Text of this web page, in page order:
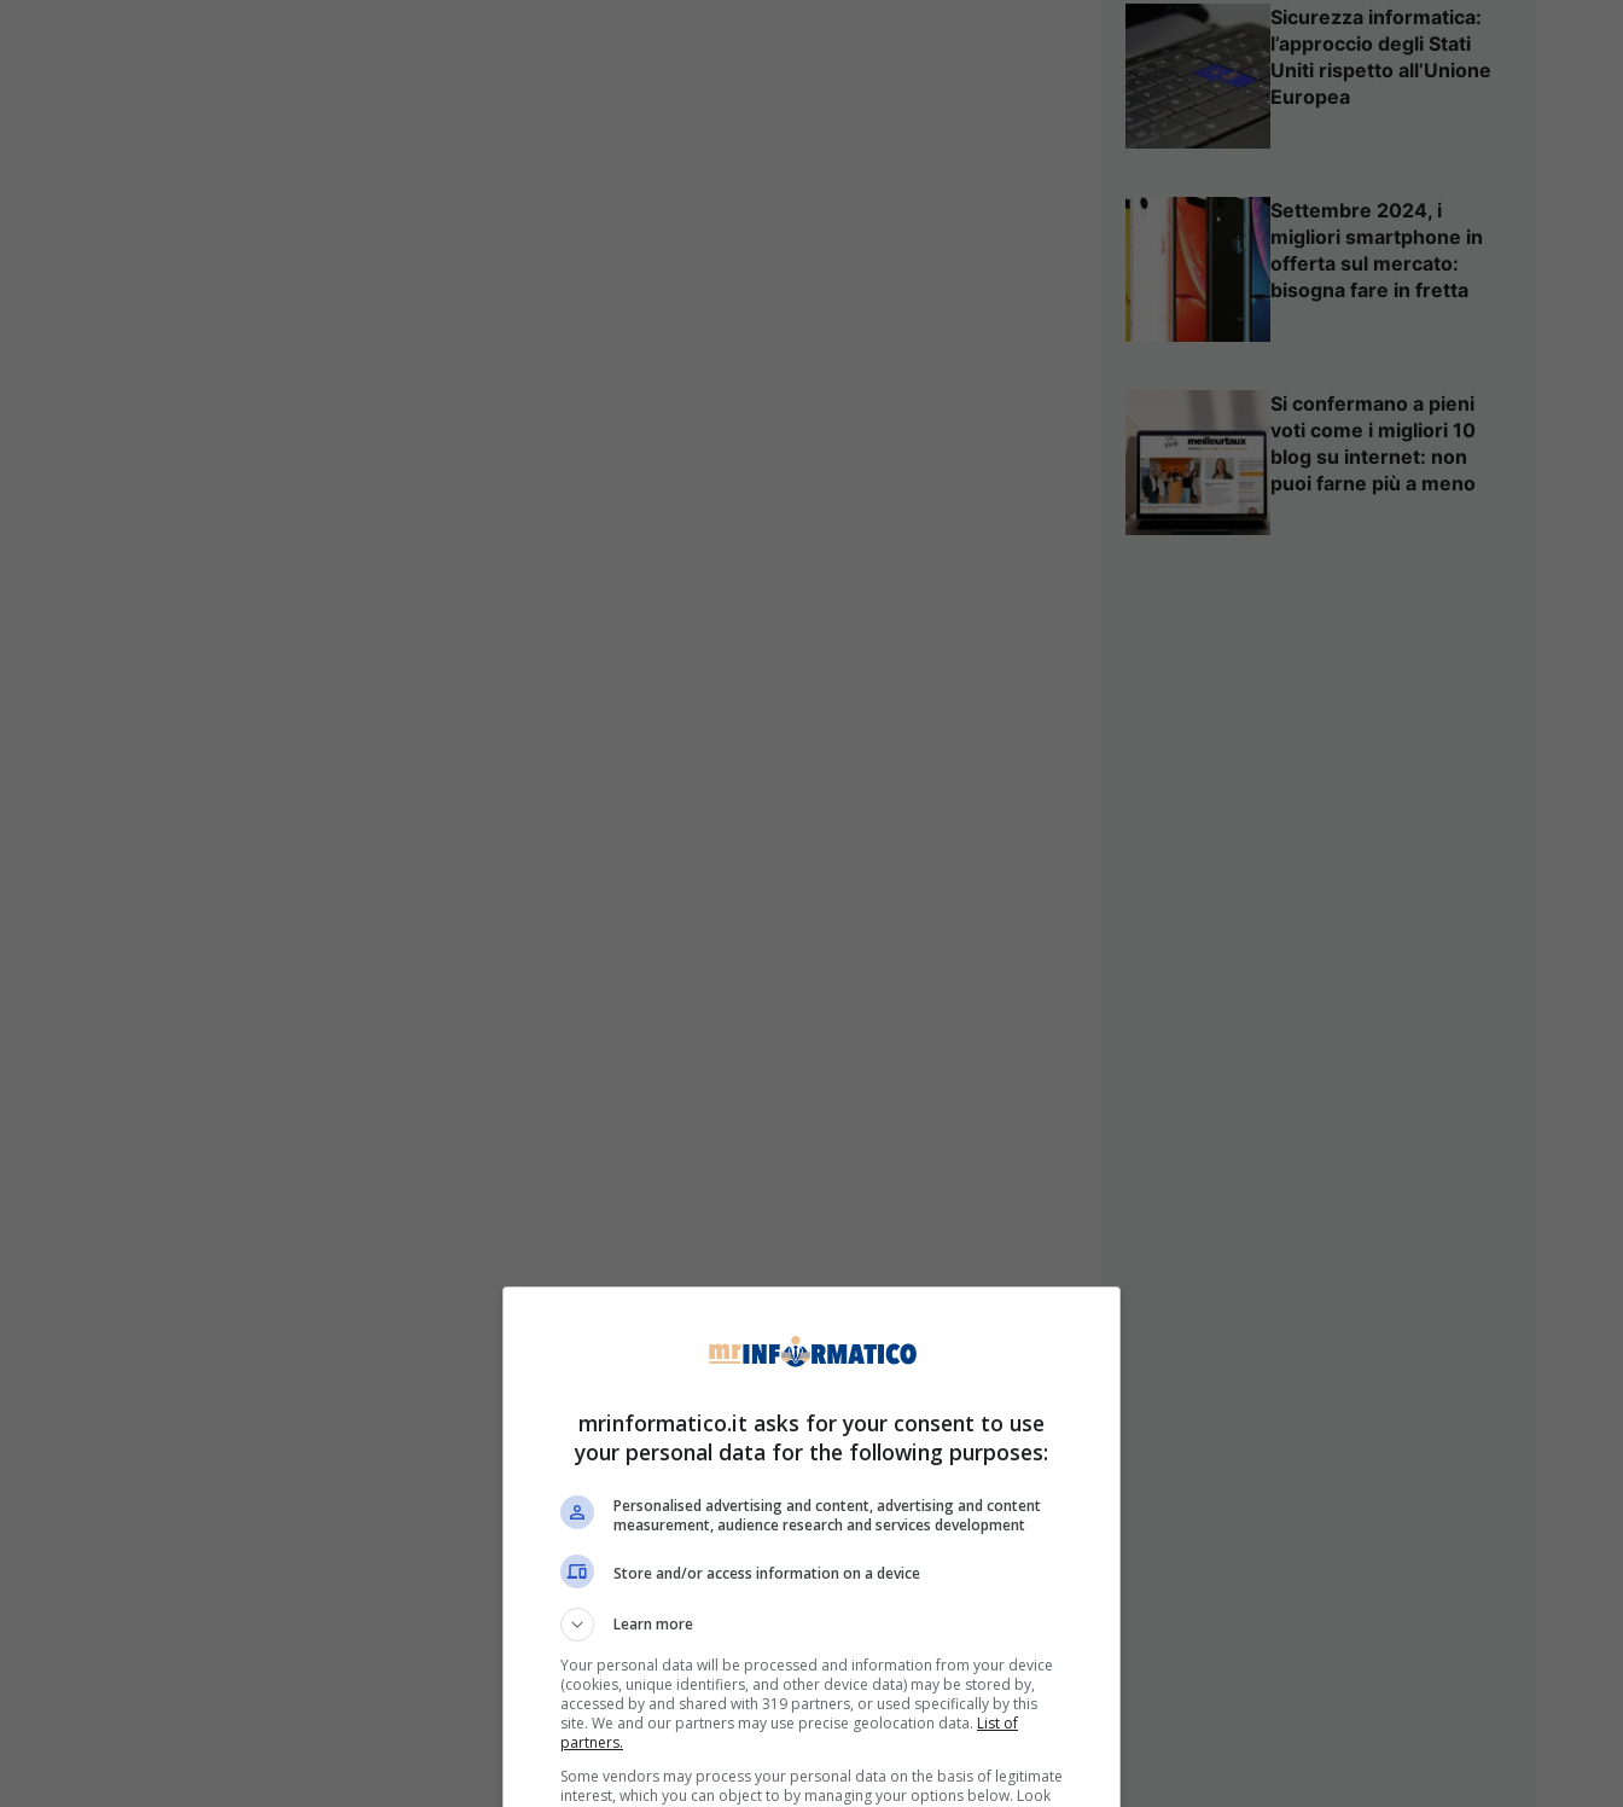
Sicurezza informatica:
l’approccio degli Stati
Uniti rispetto all’Unione
Europea
Settembre 2024, i
migliori smartphone in
offerta sul mercato:
bisogna fare in fretta
Si confermano a pieni
voti come i migliori 10
blog su internet: non
puoi farne più a meno
mrinformatico.it asks for your consent to use
your personal data for the following purposes:
Personalised advertising and content, advertising and content
measurement, audience research and services development
Store and/or access information on a device
Learn more
Your personal data will be processed and information from your device
(cookies, unique identifiers, and other device data) may be stored by,
accessed by and shared with 319 partners, or used specifically by this
site. We and our partners may use precise geolocation data. List of
partners.
Some vendors may process your personal data on the basis of legitimate
interest, which you can object to by managing your options below. Look